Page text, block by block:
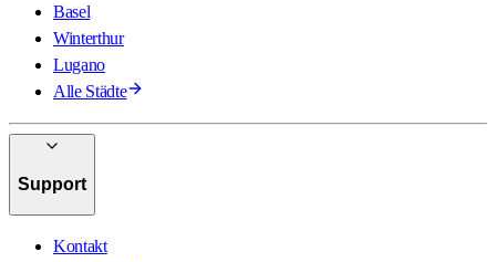
Basel
Winterthur
Lugano
Alle Städte
Support
Kontakt